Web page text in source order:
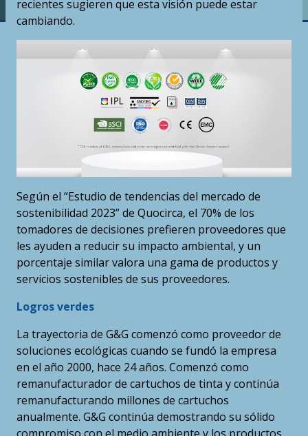
recientes sugieren que esta visión puede estar
cambiando.
Según el “Estudio de tendencias del mercado de
sostenibilidad 2023” de Quocirca, el 70% de los
tomadores de decisiones prefieren proveedores que
les ayuden a reducir su impacto ambiental, y un
porcentaje similar valora una gama de productos y
servicios sostenibles de sus proveedores.
Logros verdes
La trayectoria de G&G comenzó como proveedor de
soluciones ecológicas cuando se fundó la empresa
en el año 2000, hace 24 años. Comenzó como
remanufacturador de cartuchos de tinta y continúa
remanufacturando millones de cartuchos
anualmente. G&G continúa demostrando su sólido